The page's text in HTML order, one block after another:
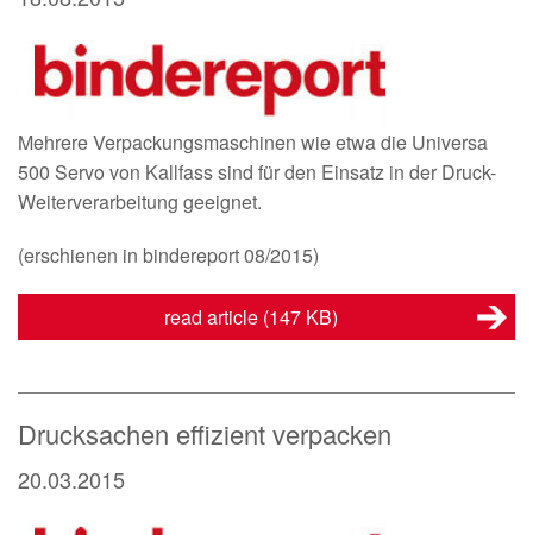
Mehrere Verpackungsmaschinen wie etwa die Universa
500 Servo von Kallfass sind für den Einsatz in der Druck-
Weiterverarbeitung geeignet.
(erschienen in bindereport 08/2015)
read article (147 KB)
Drucksachen effizient verpacken
20.03.2015